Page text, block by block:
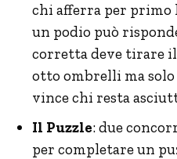
chi afferra per primo
un podio può
corretta deve tirare
otto ombrelli ma solo
vince chi resta
Il Puzzle: due
per completare un